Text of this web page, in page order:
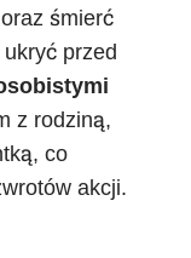
śmierć
ukryć przed
z rodziną,
co
akcji.